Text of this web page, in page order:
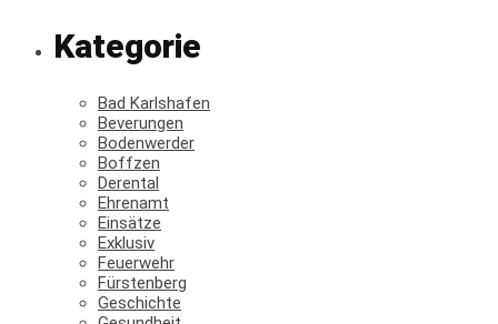
Kategorie
Bad Karlshafen
Beverungen
Bodenwerder
Boffzen
Derental
Ehrenamt
Einsätze
Exklusiv
Feuerwehr
Fürstenberg
Geschichte